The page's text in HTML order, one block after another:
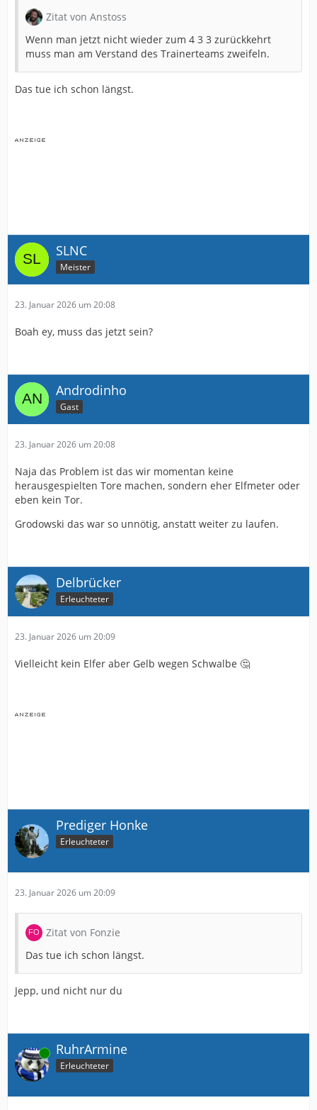
Zitat von Anstoss
Wenn man jetzt nicht wieder zum 4 3 3 zurückkehrt
muss man am Verstand des Trainerteams zweifeln.
Das tue ich schon längst.
SLNC
Meister
23. Januar 2026 um 20:08
Boah ey, muss das jetzt sein?
Androdinho
Gast
23. Januar 2026 um 20:08
Naja das Problem ist das wir momentan keine
herausgespielten Tore machen, sondern eher Elfmeter oder
eben kein Tor.
Grodowski das war so unnötig, anstatt weiter zu laufen.
Delbrücker
Erleuchteter
23. Januar 2026 um 20:09
Vielleicht kein Elfer aber Gelb wegen Schwalbe 🤔
Prediger Honke
Erleuchteter
23. Januar 2026 um 20:09
Zitat von Fonzie
Das tue ich schon längst.
Jepp, und nicht nur du
Online RuhrArmine
Erleuchteter